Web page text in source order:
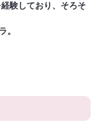
験しており、そろそ
。